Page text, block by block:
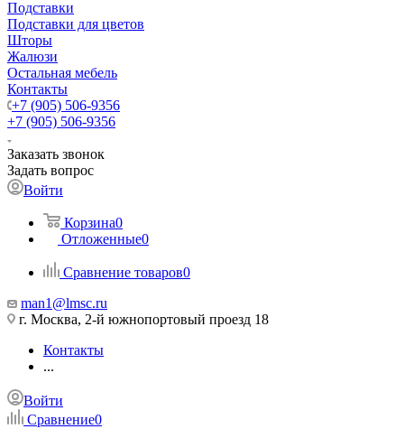
Подставки
Подставки для цветов
Шторы
Жалюзи
Остальная мебель
Контакты
+7 (905) 506-9356
+7 (905) 506-9356
Заказать звонок
Задать вопрос
Войти
Корзина0
Отложенные0
Сравнение товаров0
man1@lmsc.ru
г. Москва, 2-й южнопортовый проезд 18
Контакты
...
Войти
Сравнение0